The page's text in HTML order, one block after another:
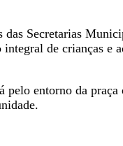
Secretarias
de crianças e
entorno da